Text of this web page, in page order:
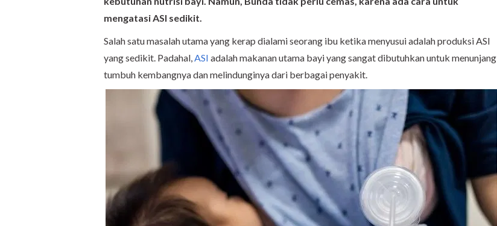
mengatasi ASI sedikit.
Salah satu masalah utama yang kerap dialami seorang ibu ketika menyusui adalah produksi ASI
yang sedikit. Padahal,ASI adalah makanan utama bayi yang sangat dibutuhkan untuk menunjang
tumbuh kembangnya dan melindunginya dari berbagai penyakit.